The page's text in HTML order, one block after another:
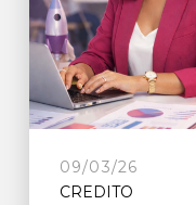
09/03/26
CREDITO